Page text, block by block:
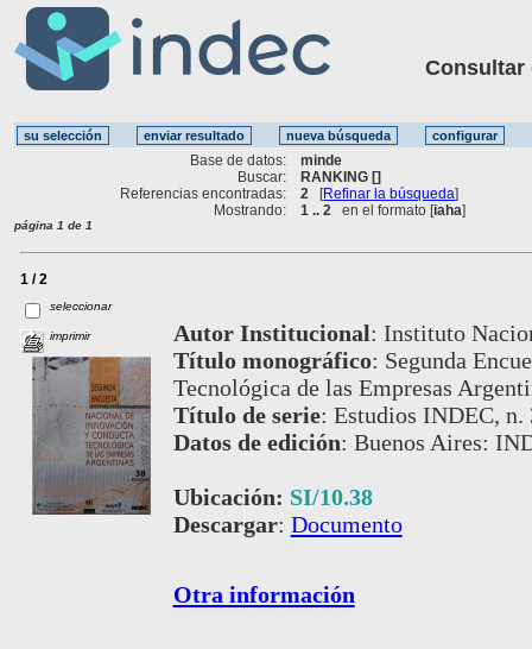
Consultar
Base de datos:
minde
Buscar:
RANKING []
Referencias encontradas:
2 [Refinar la búsqueda]
Mostrando:
1 .. 2 en el formato [iaha]
página 1 de 1
1 / 2
seleccionar
imprimir Autor Institucional: Instituto
Título monográfico: Segunda
Tecnológica de las Empresas
Título de serie: Estudios INDEC, n.
Datos de edición: Buenos Aires:
Ubicación: SI/10.38
Descargar: Documento
Otra información